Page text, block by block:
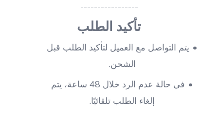
-----------------
تأكيد الطلب
الشحن.
إلغاء الطلب تلقائيًا.